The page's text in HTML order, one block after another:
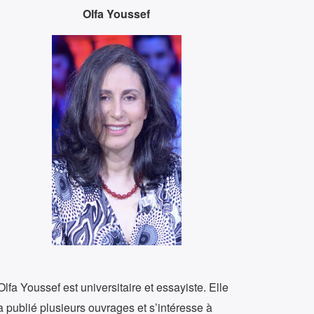
Olfa Youssef
Youssef est universitaire et essayiste. Elle
publié plusieurs ouvrages et s’intéresse à